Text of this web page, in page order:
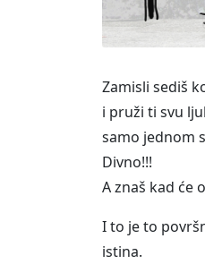
Zamisli sediš
i pruži ti svu
samo jednom
Divno!!!
A znaš kad će
I to je to
istina.